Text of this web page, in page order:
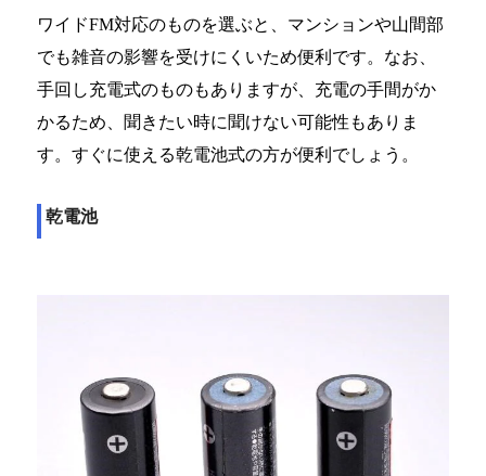
ワイドFM対応のものを選ぶと、マンションや山間部
でも雑音の影響を受けにくいため便利です。なお、
手回し充電式のものもありますが、充電の手間がか
かるため、聞きたい時に聞けない可能性もありま
す。すぐに使える乾電池式の方が便利でしょう。
乾電池